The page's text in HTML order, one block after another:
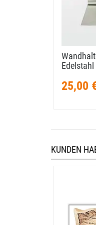
Edelstahl
25,00
KUNDEN